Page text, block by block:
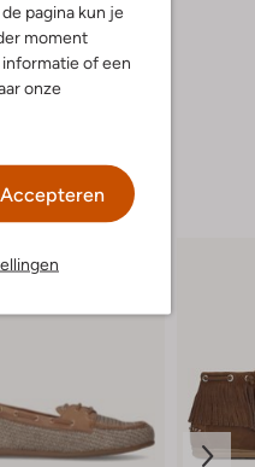
pagina kun je
moment
of een
onze
Accepteren